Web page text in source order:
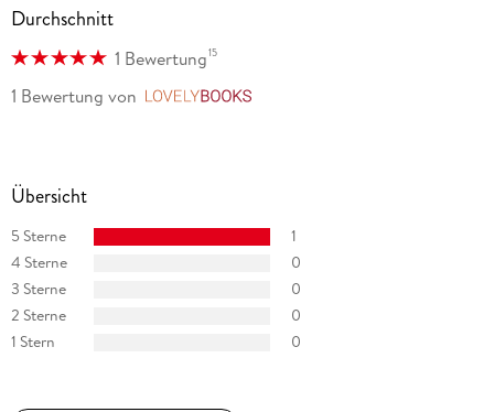
Durchschnitt
1 Bewertung15
1 Bewertung von
Übersicht
5 Sterne
1
4 Sterne
0
3 Sterne
0
2 Sterne
0
1 Stern
0